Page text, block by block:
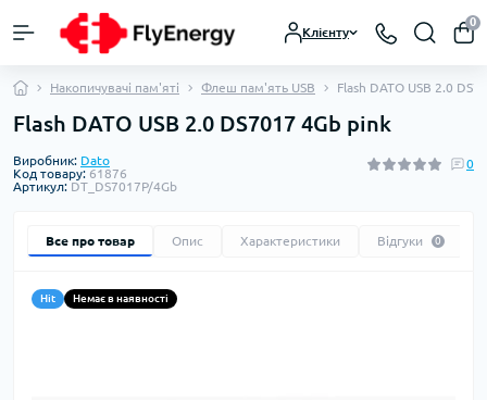
Клієнту
0
Накопичувачі пам'яті Флеш пам'ять USB Flash DATO USB 2.0
Flash DATO USB 2.0 DS7017 4Gb pink
Виробник: Dato
Код товару: 61876
Артикул: DT_DS7017P/4Gb
0
Все про товар Опис Характеристики Відгуки 0
Hit Немає в наявності